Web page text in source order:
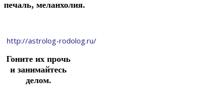
печаль, меланхолия.
http://astrolog-rodolog.ru/
Гоните их прочь
и занимайтесь
делом.